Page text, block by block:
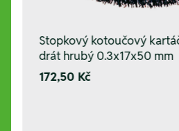
Stopkový kotoučový
drát hrubý 0.3x17x50 mm
172,50 Kč